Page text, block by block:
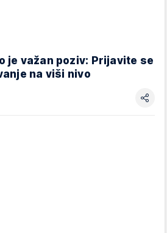
je važan poziv: Prijavite se
na viši nivo